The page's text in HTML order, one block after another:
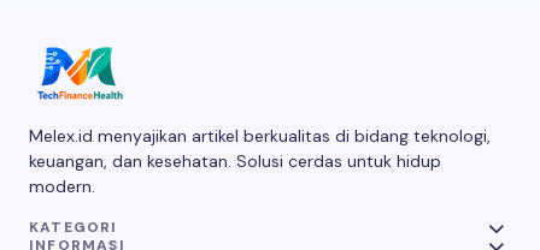
Melex.id menyajikan artikel berkualitas di bidang teknologi,
keuangan, dan kesehatan. Solusi cerdas untuk hidup
modern.
KATEGORI
INFORMASI